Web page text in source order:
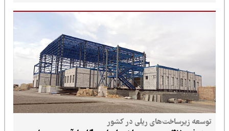
توسعه زیرساخت‌های ریلی در کشور